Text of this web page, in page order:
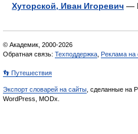
Хуторской, Иван Игоревич —
© Академик, 2000-2026
Обратная связь: Техподдержка Реклама на
👣 Путешествия
Экспорт словарей на сайты , сделанные на
WordPress, MODx.